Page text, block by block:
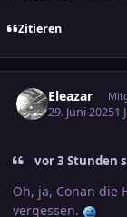
Zitieren
Eleazar
29. Juni 20251
vor 3 Stunden
Oh, ja, Conan die
vergessen.